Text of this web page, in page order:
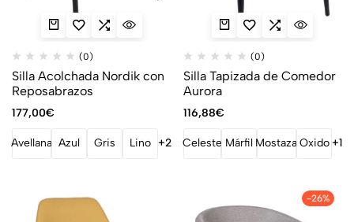
(0)
Silla Acolchada Nordik con
Reposabrazos
177,00€
Avellana Azul Gris Lino +2
(0)
Silla Tapizada de Comedor
Aurora
116,88€
Celeste Márfil Mostaza Oxido +1
-26%